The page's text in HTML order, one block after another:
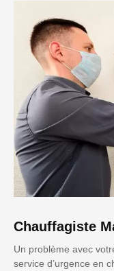
Chauffagiste
Un problème avec
service d’urgence en